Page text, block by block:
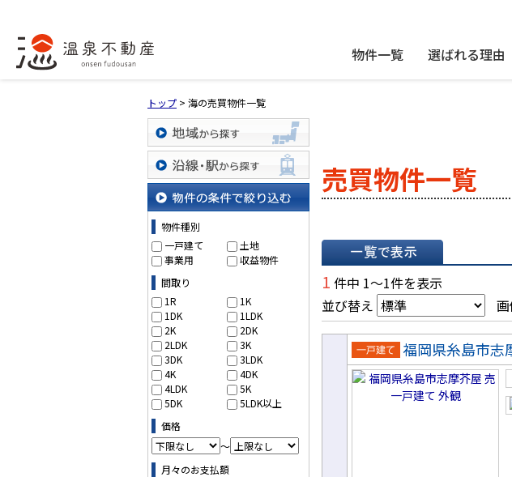
物件一覧 選ばれる理由
トップ > 海の売買物件一覧
地域から探す
沿線・駅から探す
物件の条件で絞り込む
物件種別
一戸建て
土地
事業用
収益物件
間取り
1R
1K
1DK
1LDK
2K
2DK
2LDK
3K
3DK
3LDK
4K
4DK
4LDK
5K
5DK
5LDK以上
価格
～
月々のお支払額
売買物件一覧
一覧で表示
1 件中 1～1件を表示
並び替え
売一戸建
て
福岡県糸島市志